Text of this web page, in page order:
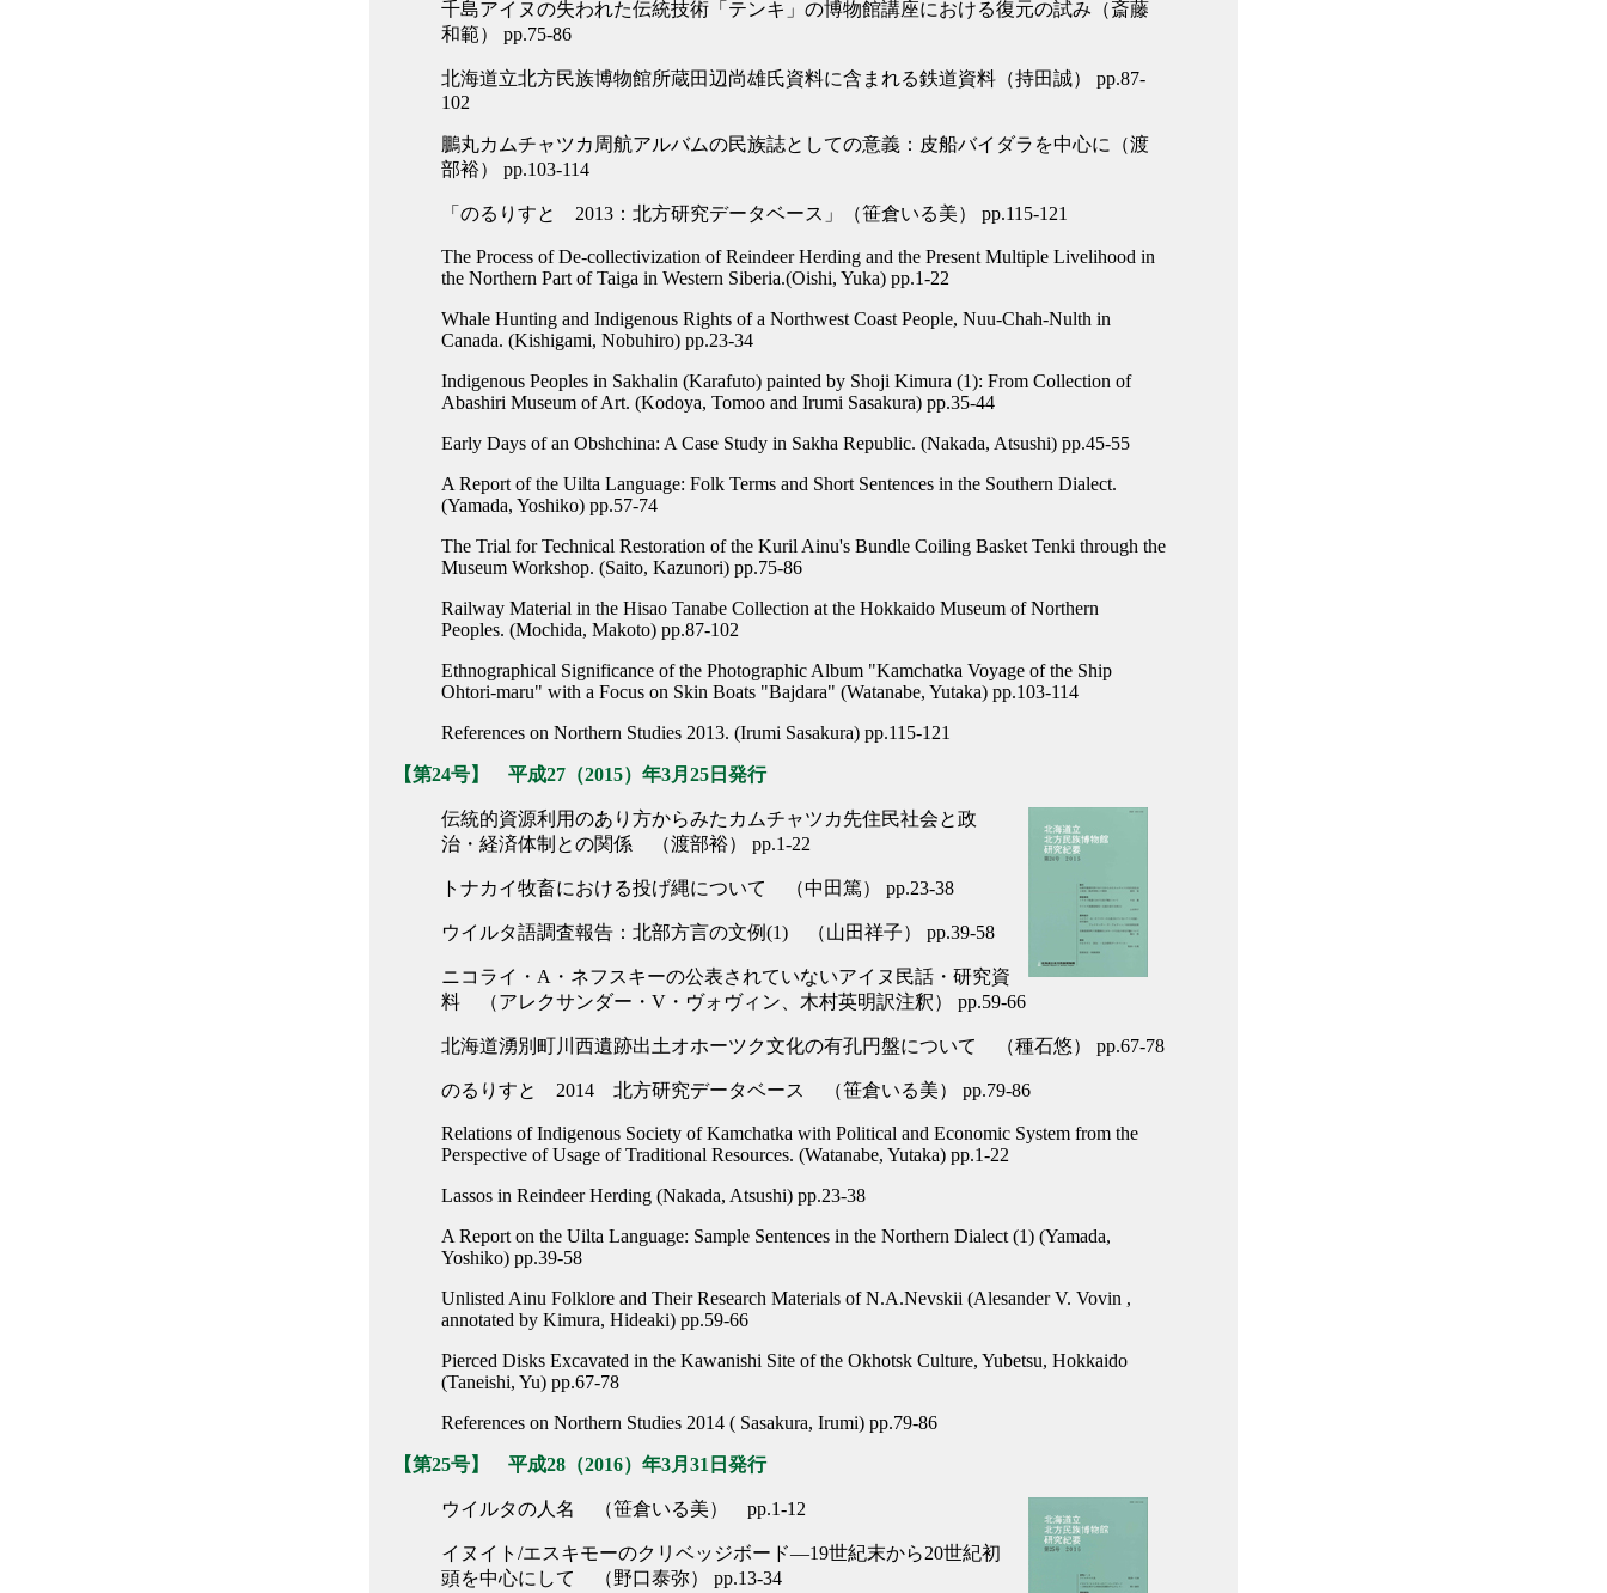
千島アイヌの失われた伝統技術「テンキ」の博物館講座における復元の試み（斎藤
和範） pp.75-86
北海道立北方民族博物館所蔵田辺尚雄氏資料に含まれる鉄道資料（持田誠） pp.87-
102
鵬丸カムチャツカ周航アルバムの民族誌としての意義：皮船バイダラを中心に（渡
部裕） pp.103-114
「のるりすと 2013：北方研究データベース」（笹倉いる美） pp.115-121
The Process of De-collectivization of Reindeer Herding and the Present Multiple Livelihood in
the Northern Part of Taiga in Western Siberia.(Oishi, Yuka) pp.1-22
Whale Hunting and Indigenous Rights of a Northwest Coast People, Nuu-Chah-Nulth in
Canada. (Kishigami, Nobuhiro) pp.23-34
Indigenous Peoples in Sakhalin (Karafuto) painted by Shoji Kimura (1): From Collection of
Abashiri Museum of Art. (Kodoya, Tomoo and Irumi Sasakura) pp.35-44
Early Days of an Obshchina: A Case Study in Sakha Republic. (Nakada, Atsushi) pp.45-55
A Report of the Uilta Language: Folk Terms and Short Sentences in the Southern Dialect.
(Yamada, Yoshiko) pp.57-74
The Trial for Technical Restoration of the Kuril Ainu's Bundle Coiling Basket Tenki through the
Museum Workshop. (Saito, Kazunori) pp.75-86
Railway Material in the Hisao Tanabe Collection at the Hokkaido Museum of Northern
Peoples. (Mochida, Makoto) pp.87-102
Ethnographical Significance of the Photographic Album "Kamchatka Voyage of the Ship
Ohtori-maru" with a Focus on Skin Boats "Bajdara" (Watanabe, Yutaka) pp.103-114
References on Northern Studies 2013. (Irumi Sasakura) pp.115-121
【第24号】 平成27（2015）年3月25日発行
伝統的資源利用のあり方からみたカムチャツカ先住民社会と政
治・経済体制との関係 （渡部裕） pp.1-22
トナカイ牧畜における投げ縄について （中田篤） pp.23-38
ウイルタ語調査報告：北部方言の文例(1) （山田祥子） pp.39-58
ニコライ・A・ネフスキーの公表されていないアイヌ民話・研究資
料 （アレクサンダー・V・ヴォヴィン、木村英明訳注釈） pp.59-66
北海道湧別町川西遺跡出土オホーツク文化の有孔円盤について （種石悠） pp.67-78
のるりすと 2014 北方研究データベース （笹倉いる美） pp.79-86
Relations of Indigenous Society of Kamchatka with Political and Economic System from the
Perspective of Usage of Traditional Resources. (Watanabe, Yutaka) pp.1-22
Lassos in Reindeer Herding (Nakada, Atsushi) pp.23-38
A Report on the Uilta Language: Sample Sentences in the Northern Dialect (1) (Yamada,
Yoshiko) pp.39-58
Unlisted Ainu Folklore and Their Research Materials of N.A.Nevskii (Alesander V. Vovin ,
annotated by Kimura, Hideaki) pp.59-66
Pierced Disks Excavated in the Kawanishi Site of the Okhotsk Culture, Yubetsu, Hokkaido
(Taneishi, Yu) pp.67-78
References on Northern Studies 2014 ( Sasakura, Irumi) pp.79-86
【第25号】 平成28（2016）年3月31日発行
ウイルタの人名 （笹倉いる美） pp.1-12
イヌイト/エスキモーのクリベッジボード―19世紀末から20世紀初
頭を中心にして （野口泰弥） pp.13-34